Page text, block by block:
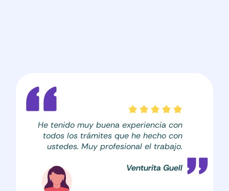
He tenido muy buena experiencia con
todos los trámites que he hecho con
ustedes. Muy profesional el trabajo.
Venturita Guell